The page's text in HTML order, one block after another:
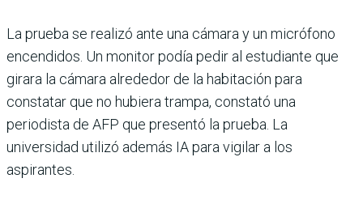
La prueba se realizó ante una cámara y un micrófono
encendidos. Un monitor podía pedir al estudiante que
girara la cámara alrededor de la habitación para
constatar que no hubiera trampa, constató una
periodista de AFP que presentó la prueba. La
universidad utilizó además IA para vigilar a los
aspirantes.